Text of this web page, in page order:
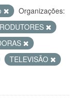
Organizações:
TELEVISÃO